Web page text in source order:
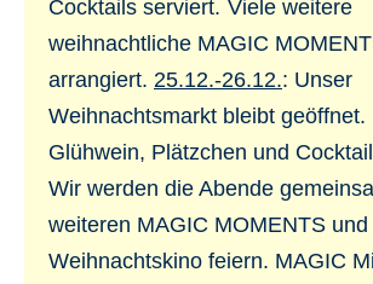
Cocktails serviert. Viele weitere
weihnachtliche MAGIC
arrangiert. 25.12.-26.12.: Unser
Weihnachtsmarkt bleibt
Glühwein, Plätzchen und
Wir werden die Abende
weiteren MAGIC MOMENTS
Weihnachtskino feiern. MAGIC